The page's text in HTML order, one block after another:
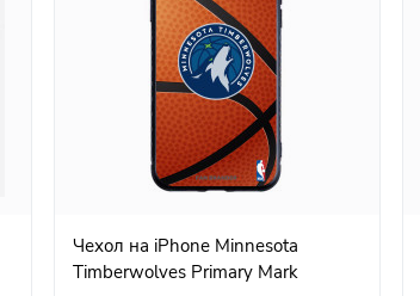
Чехол на iPhone Minnesota
Timberwolves Primary Mark